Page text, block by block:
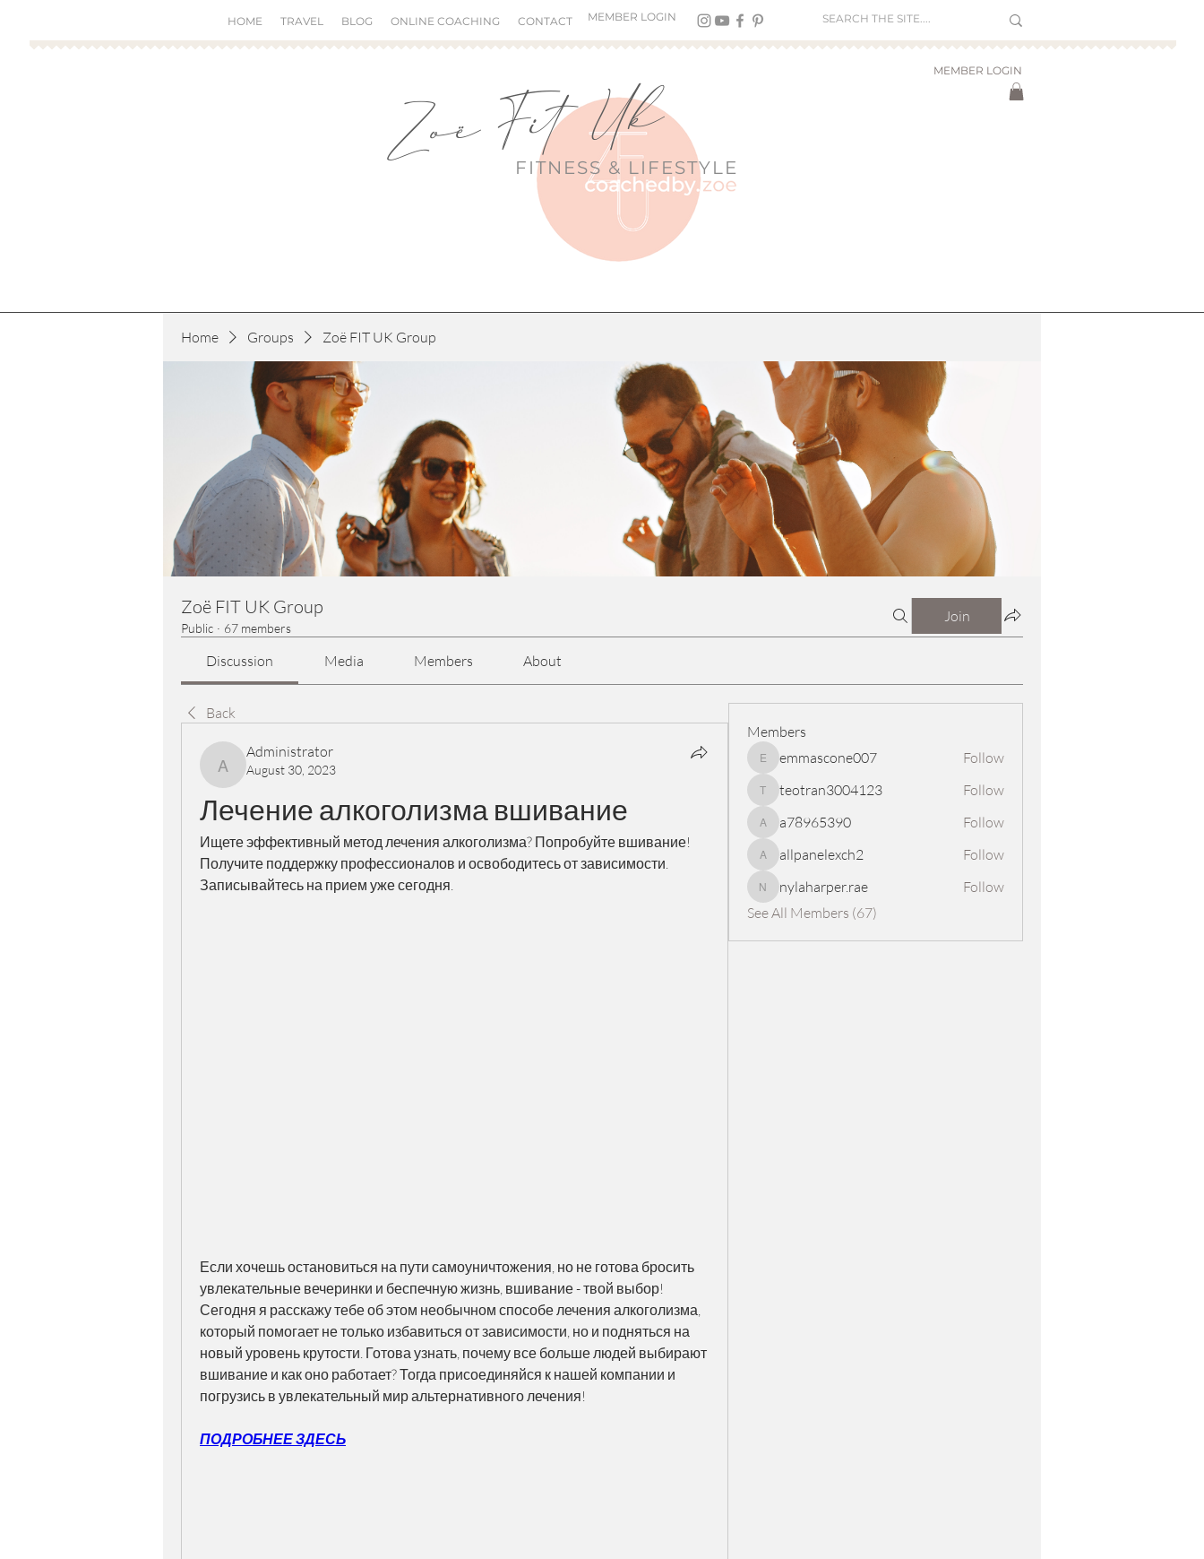
MEMBER LOGIN
Zoë Fit Uk
FITNESS & LIFESTYLE
HOME TRAVEL BLOG ONLINE COACHING CONTACT MEMBER LOGIN
Home Groups Zoë FIT UK Group
Zoë FIT UK Group
Public · 67 members
Join
Discussion Media Members About
Back
Administrator
Administrator
August 30, 2023
Лечение алкоголизма вшивание
Ищете эффективный метод лечения алкоголизма? Попробуйте вшивание!
Получите поддержку профессионалов и освободитесь от зависимости.
Записывайтесь на прием уже сегодня.
Если хочешь остановиться на пути самоуничтожения, но не готова бросить
увлекательные вечеринки и беспечную жизнь, вшивание - твой выбор!
Сегодня я расскажу тебе об этом необычном способе лечения алкоголизма,
который помогает не только избавиться от зависимости, но и подняться на
новый уровень крутости. Готова узнать, почему все больше людей выбирают
вшивание и как оно работает? Тогда присоединяйся к нашей компании и
погрузись в увлекательный мир альтернативного лечения!
ПОДРОБНЕЕ ЗДЕСЬ
Members
emmascone007
emmascone007 Follow
teotran3004123
teotran3004123 Follow
a78965390
a78965390 Follow
allpanelexch2
allpanelexch2 Follow
nylaharper.rae
nylaharper.rae
Follow
See All Members (67)